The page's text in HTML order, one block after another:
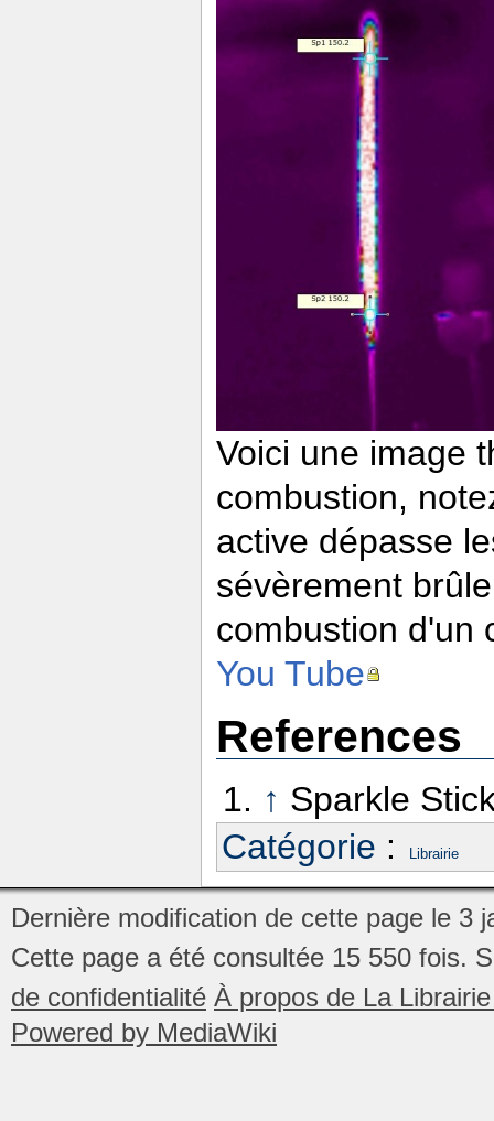
Voici une image
combustion,
active dépasse
sévèrement
combustion d'un
You Tube
References
↑ Sparkle
Catégorie : Librairie
Dernière modification de cette page le 3
Cette page a été consultée 15 550 fois.
de confidentialité À propos de La
Powered by MediaWiki